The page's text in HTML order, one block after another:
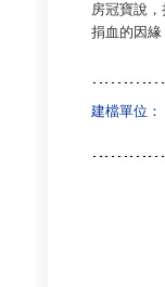
房冠寶說
捐血的因
建檔單位：